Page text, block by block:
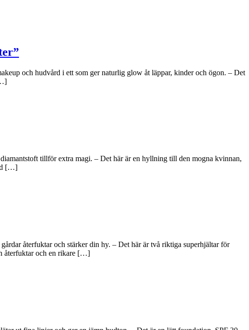
och hudvård i ett som ger naturlig glow åt läppar, kinder och ögon. – Det
tillför extra magi. – Det här är en hyllning till den mogna kvinnan,
[…]
återfuktar och stärker din hy. – Det här är två riktiga superhjältar för
återfuktar och en rikare […]